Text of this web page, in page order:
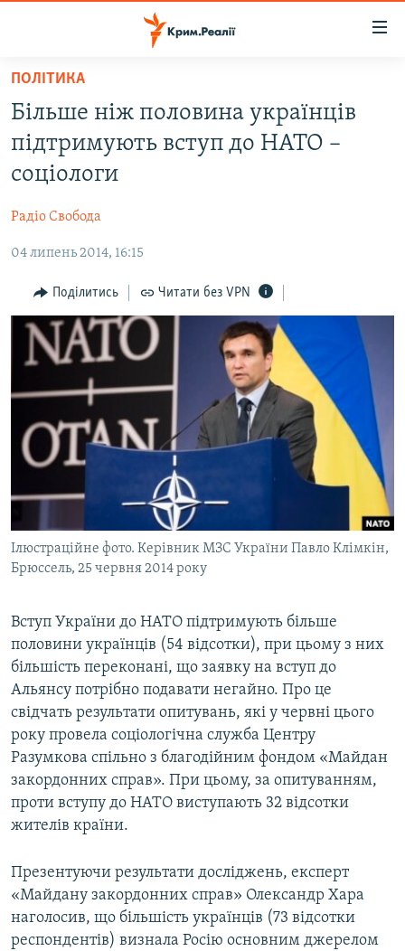
Перейти
основного
матеріалу
Перейти
до
основної
Перейти
пошуку
ВІДЕО ТА ФОТО
БЛОГИ
ПОГЛЯД
ІНТЕРВ'Ю
ВСЕ ЗА ДЕНЬ
СПЕЦПРОЕКТИ
ДЕПОРТАЦІЯ
ВІДЕОУРОКИ «ELIFBE»
СВІДЧЕННЯ ОКУПАЦІЇ
УКРАЇНСЬКА ПРОБЛЕМА КРИМУ
ЯК ОБІЙТИ БЛОКУВАННЯ
Русский
Qırımtatar
ПОЛІТИКА
Більше ніж половина українців
підтримують вступ до НАТО –
соціологи
Радіо Свобода
04 липень 2014, 16:15
Поділитись Читати без VPN
Ілюстраційне фото. Керівник МЗС України Павло Клімкін,
Брюссель, 25 червня 2014 року
Вступ України до НАТО підтримують більше
половини українців (54 відсотки), при цьому з них
більшість переконані, що заявку на вступ до
Альянсу потрібно подавати негайно. Про це
свідчать результати опитувань, які у червні цього
року провела соціологічна служба Центру
Разумкова спільно з благодійним фондом «Майдан
закордонних справ». При цьому, за опитуванням,
проти вступу до НАТО виступають 32 відсотки
жителів країни.
Презентуючи результати досліджень, експерт
«Майдану закордонних справ» Олександр Хара
наголосив, що більшість українців (73 відсотки
респондентів) визнала Росію основним джерелом